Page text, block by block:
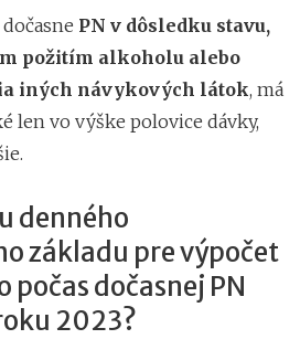
PN v dôsledku stavu,
požitím alkoholu alebo
iných návykových látok, má
len vo výške polovice dávky,
denného
základu pre výpočet
počas dočasnej PN
2023?